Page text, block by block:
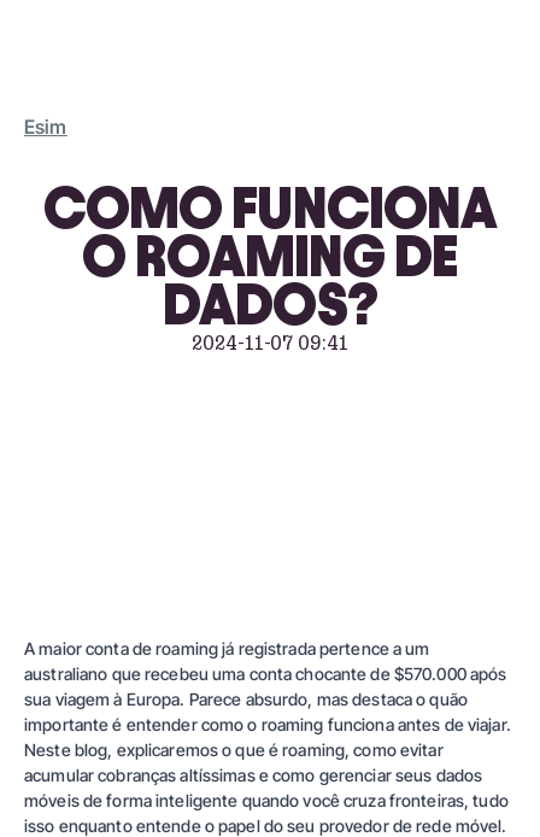
Esim
COMO FUNCIONA
O ROAMING DE
DADOS?
2024-11-07 09:41
A maior conta de roaming já registrada pertence a um
australiano que recebeu uma conta chocante de $570.000 após
sua viagem à Europa. Parece absurdo, mas destaca o quão
importante é entender como o roaming funciona antes de viajar.
Neste blog, explicaremos o que é roaming, como evitar
acumular cobranças altíssimas e como gerenciar seus dados
móveis de forma inteligente quando você cruza fronteiras, tudo
isso enquanto entende o papel do seu provedor de rede móvel.